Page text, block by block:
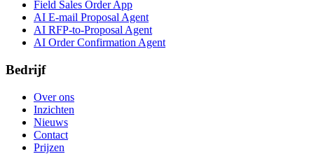
Field Sales Order App
AI E-mail Proposal Agent
AI RFP-to-Proposal Agent
AI Order Confirmation Agent
Bedrijf
Over ons
Inzichten
Nieuws
Contact
Prijzen